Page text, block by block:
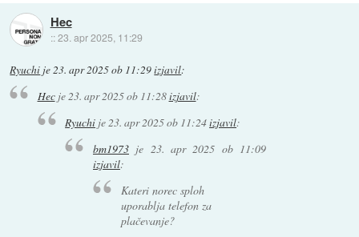
Hec
::23. apr 2025, 11:29
Ryuchi je23. apr 2025 ob 11:29izjavil:
Hecje23. apr 2025 ob 11:28izjavil:
Ryuchi je23. apr 2025 ob 11:24izjavil:
bm1973je 23. apr 2025 ob 11:09
izjavil:
Kateri norec sploh
uporablja telefon za
plačevanje?